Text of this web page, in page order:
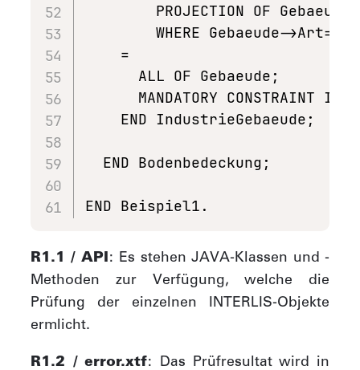
    =
      ALL OF Gebaeude;
MANDATORY CONSTRAINT
    END IndustrieGebaeude;
  END Bodenbedeckung;
END Beispiel1.
R1.1 / API: Es stehen JAVA-Klassen und -
Methoden zur Verfügung, welche die
Prüfung der einzelnen INTERLIS-Objekte
ermlicht.
R1.2 / error.xtf: Das Prüfresultat wird in